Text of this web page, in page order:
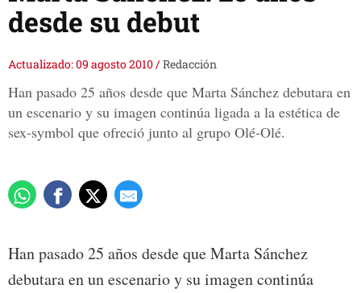
desde su debut
Actualizado: 09 agosto 2010/Redacción
Han pasado 25 años desde que Marta Sánchez debutara en
un escenario y su imagen continúa ligada a la estética de
sex-symbol que ofreció junto al grupo Olé-Olé.
Han pasado 25 años desde que Marta Sánchez
debutara en un escenario y su imagen continúa